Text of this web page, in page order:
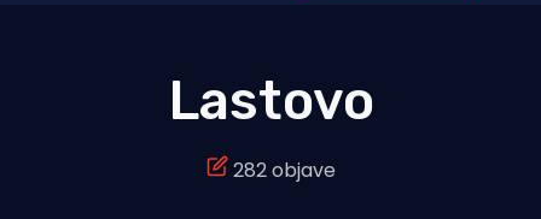
Lastovo
282 objave